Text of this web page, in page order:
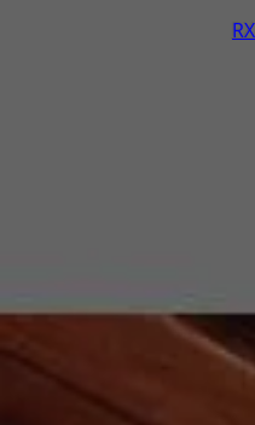
RX